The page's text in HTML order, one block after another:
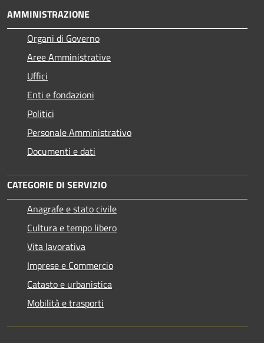
AMMINISTRAZIONE
Organi di Governo
Aree Amministrative
Uffici
Enti e fondazioni
Politici
Personale Amministrativo
Documenti e dati
CATEGORIE DI SERVIZIO
Anagrafe e stato civile
Cultura e tempo libero
Vita lavorativa
Imprese e Commercio
Catasto e urbanistica
Mobilità e trasporti